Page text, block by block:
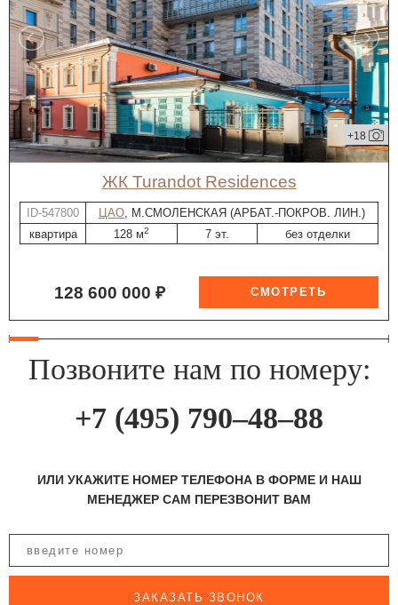
+18
ЖК Turandot Residences
ID-547800 ЦАО , М.СМОЛЕНСКАЯ (АРБАТ.-ПОКРОВ. ЛИН.)
квартира
128 м2 7 эт. без отделки
128 600 000 ₽
Позвоните нам по номеру:
+7 (495) 790–48–88
ИЛИ УКАЖИТЕ НОМЕР ТЕЛЕФОНА В ФОРМЕ И НАШ
МЕНЕДЖЕР САМ ПЕРЕЗВОНИТ ВАМ
ЗАКАЗАТЬ ЗВОНОК